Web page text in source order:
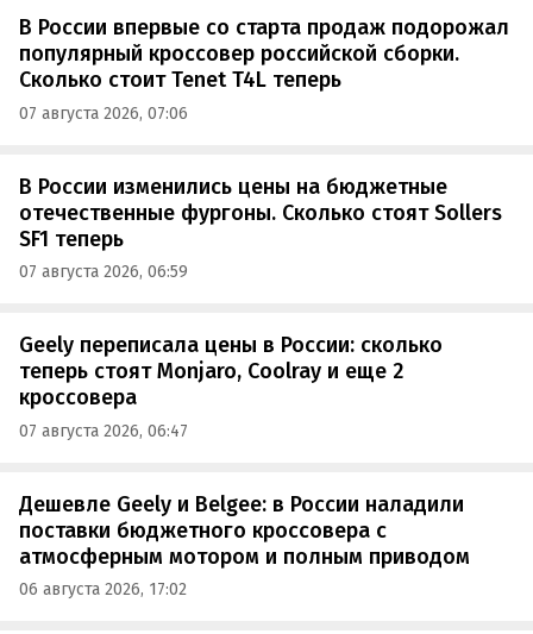
В России впервые со старта продаж подорожал
популярный кроссовер российской сборки.
Сколько стоит Tenet T4L теперь
07 августа 2026, 07:06
В России изменились цены на бюджетные
отечественные фургоны. Сколько стоят Sollers
SF1 теперь
07 августа 2026, 06:59
Geely переписала цены в России: сколько
теперь стоят Monjaro, Coolray и еще 2
кроссовера
07 августа 2026, 06:47
Дешевле Geely и Belgee: в России наладили
поставки бюджетного кроссовера с
атмосферным мотором и полным приводом
06 августа 2026, 17:02